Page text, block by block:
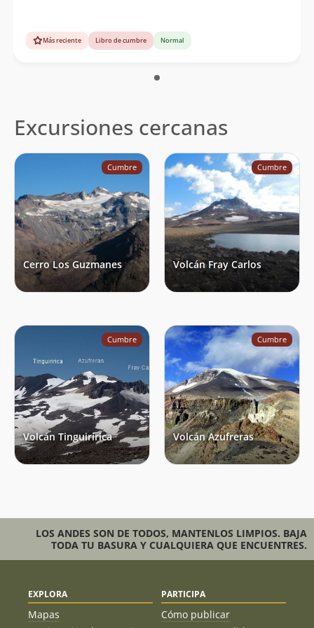
Más reciente Libro de cumbre Normal
Excursiones cercanas
Cumbre
Cerro Los Guzmanes
Cumbre
Volcán Fray Carlos
Cumbre
Volcán Tinguiririca
Cumbre
Volcán Azufreras
LOS ANDES SON DE TODOS, MANTENLOS LIMPIOS. BAJA
TODA TU BASURA Y CUALQUIERA QUE ENCUENTRES.
EXPLORA
Mapas
PARTICIPA
Cómo publicar